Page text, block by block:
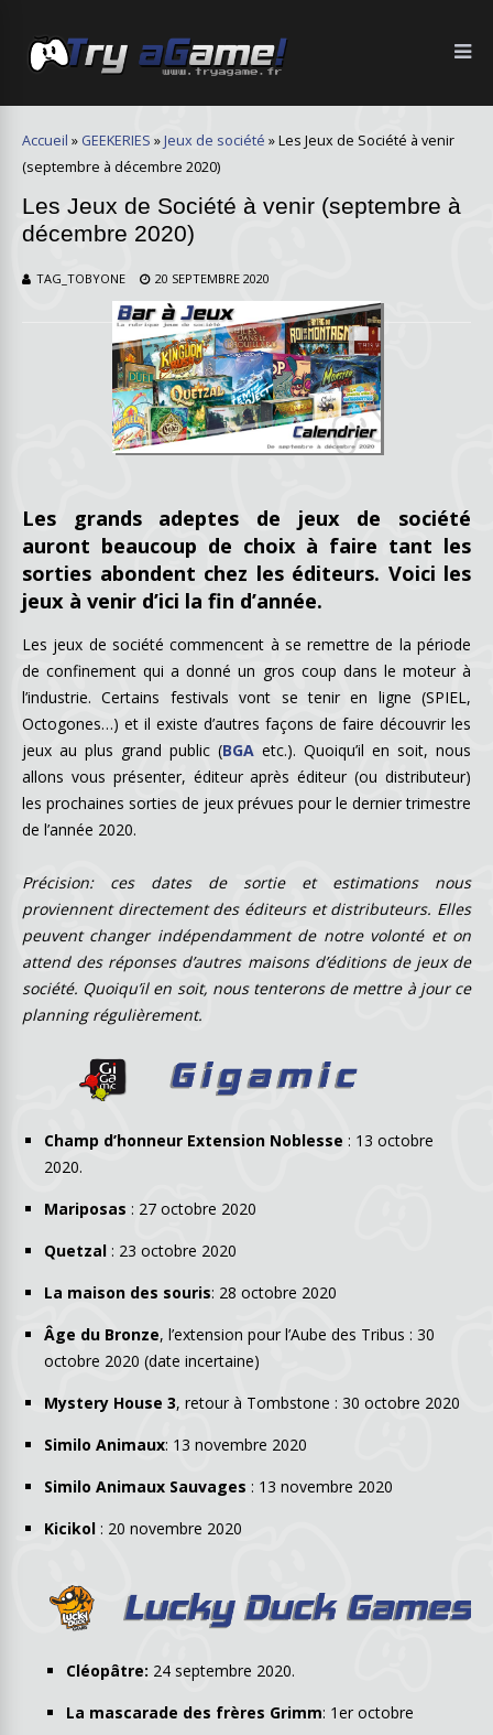
Accueil » GEEKERIES » Jeux de société »Les Jeux de Société à venir
(septembre à décembre 2020)
Les Jeux de Société à venir (septembre à
décembre 2020)
TAG_TOBYONE 20 SEPTEMBRE 2020
Les grands adeptes de jeux de société
auront beaucoup de choix à faire tant les
sorties abondent chez les éditeurs. Voici les
jeux à venir d’ici la fin d’année.
Les jeux de société commencent à se remettre de la période
de confinement qui a donné un gros coup dans le moteur à
l’industrie. Certains festivals vont se tenir en ligne (SPIEL,
Octogones…) et il existe d’autres façons de faire découvrir les
jeux au plus grand public (BGA etc.). Quoiqu’il en soit, nous
allons vous présenter, éditeur après éditeur (ou distributeur)
les prochaines sorties de jeux prévues pour le dernier trimestre
de l’année 2020.
Précision: ces dates de sortie et estimations nous
proviennent directement des éditeurs et distributeurs. Elles
peuvent changer indépendamment de notre volonté et on
attend des réponses d’autres maisons d’éditions de jeux de
société. Quoiqu’il en soit, nous tenterons de mettre à jour ce
planning régulièrement.
Champ d’honneur Extension Noblesse : 13 octobre
2020.
Mariposas : 27 octobre 2020
Quetzal : 23 octobre 2020
La maison des souris: 28 octobre 2020
Âge du Bronze, l’extension pour l’Aube des Tribus : 30
octobre 2020 (date incertaine)
Mystery House 3, retour à Tombstone : 30 octobre 2020
Similo Animaux: 13 novembre 2020
Similo Animaux Sauvages : 13 novembre 2020
Kicikol : 20 novembre 2020
Cléopâtre: 24 septembre 2020.
La mascarade des frères Grimm: 1er octobre